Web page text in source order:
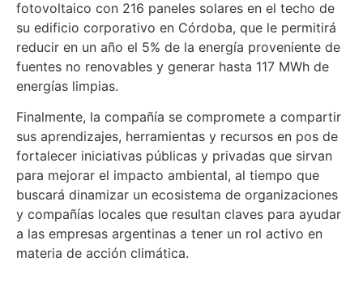
fotovoltaico con 216 paneles solares en el techo de
su edificio corporativo en Córdoba, que le permitirá
reducir en un año el 5% de la energía proveniente de
fuentes no renovables y generar hasta 117 MWh de
energías limpias.
Finalmente, la compañía se compromete a compartir
sus aprendizajes, herramientas y recursos en pos de
fortalecer iniciativas públicas y privadas que sirvan
para mejorar el impacto ambiental, al tiempo que
buscará dinamizar un ecosistema de organizaciones
y compañías locales que resultan claves para ayudar
a las empresas argentinas a tener un rol activo en
materia de acción climática.